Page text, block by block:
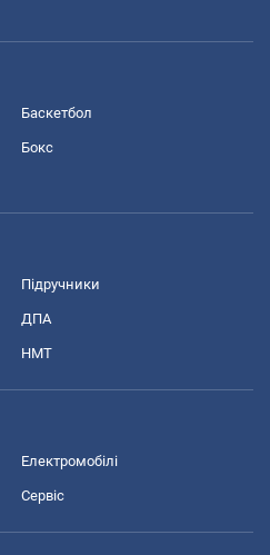
Баскетбол
Бокс
Підручники
ДПА
НМТ
Електромобілі
Сервіс